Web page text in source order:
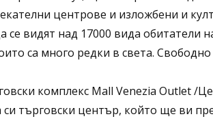
центрове и изложбени и
се видят над 17000 вида
са много редки в света.
комплекс Mall Venezia Outlet /
търговски център, който ще ви